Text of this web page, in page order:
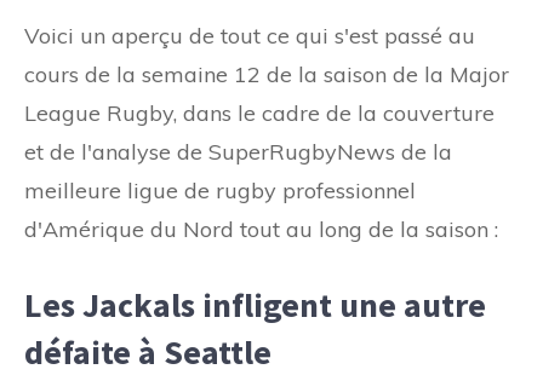
Voici un aperçu de tout ce qui s'est passé au
cours de la semaine 12 de la saison de la Major
League Rugby, dans le cadre de la couverture
et de l'analyse de SuperRugbyNews de la
meilleure ligue de rugby professionnel
d'Amérique du Nord tout au long de la saison :
Les Jackals infligent une autre
défaite à Seattle